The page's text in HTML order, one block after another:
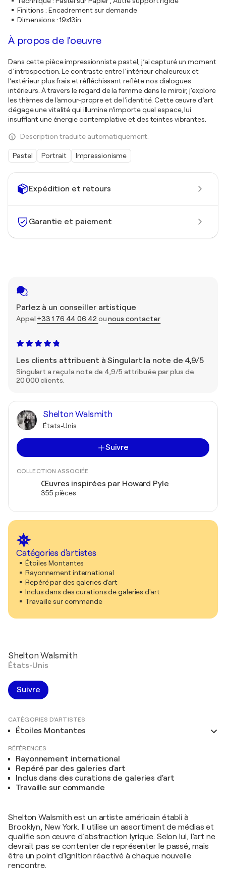
Expédition et retours
Garantie et paiement
Parlez à un conseiller artistique
Appel +33 1 76 44 06 42 ounous contacter
Les clients attribuent à Singulart la note de 4,9/5
Singulart a reçu la note de 4,9/5 attribuée par plus de
20 000 clients.
Shelton Walsmith
États-Unis
Suivre
COLLECTION ASSOCIÉE
Œuvres inspirées par Howard Pyle
355 pièces
Catégories d'artistes
Étoiles Montantes
Rayonnement international
Repéré par des galeries d'art
Inclus dans des curations de galeries d'art
Travaille sur commande
Finitions : Encadrement sur demande
Dimensions : 19x13in
À propos de l'oeuvre
Dans cette pièce impressionniste pastel, j’ai capturé un moment
d’introspection. Le contraste entre l’intérieur chaleureux et
l’extérieur plus frais et réfléchissant reflète nos dialogues
intérieurs. À travers le regard de la femme dans le miroir, j'explore
les thèmes de l'amour-propre et de l'identité. Cette œuvre d’art
dégage une vitalité qui illumine n’importe quel espace, lui
insufflant une énergie contemplative et des teintes vibrantes.
Description traduite automatiquement.
Pastel Portrait Impressionisme
Shelton Walsmith
États-Unis
Suivre
CATÉGORIES D'ARTISTES
Étoiles Montantes
RÉFÉRENCES
Rayonnement international
Repéré par des galeries d'art
Inclus dans des curations de galeries d'art
Travaille sur commande
Shelton Walsmith est un artiste américain établi à
Brooklyn, New York. Il utilise un assortiment de médias et
qualifie son œuvre d’abstraction lyrique. Selon lui, l’art ne
devrait pas se contenter de représenter le passé, mais
être un point d’ignition réactivé à chaque nouvelle
rencontre.